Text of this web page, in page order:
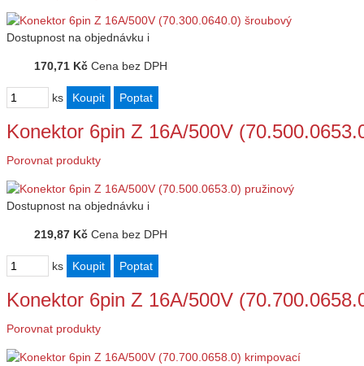
Dostupnost na objednávku i
170,71 Kč Cena bez DPH
ks
Konektor 6pin Z 16A/500V
Porovnat produkty
Dostupnost na objednávku i
219,87 Kč Cena bez DPH
ks
Konektor 6pin Z 16A/500V
Porovnat produkty